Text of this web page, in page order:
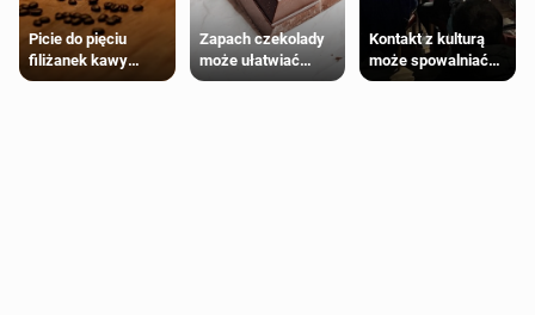
Picie do pięciu
filiżanek kawy
dziennie jest
Zapach czekolady
może ułatwiać
trening siłowy
Kontakt z kulturą
może spowalniać
starzenie